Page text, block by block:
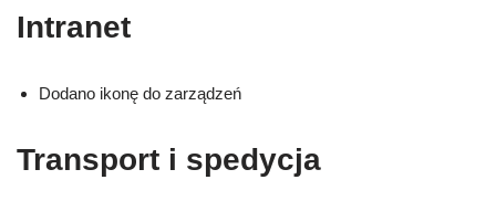
Intranet
Dodano ikonę do zarządzeń
Transport i spedycja